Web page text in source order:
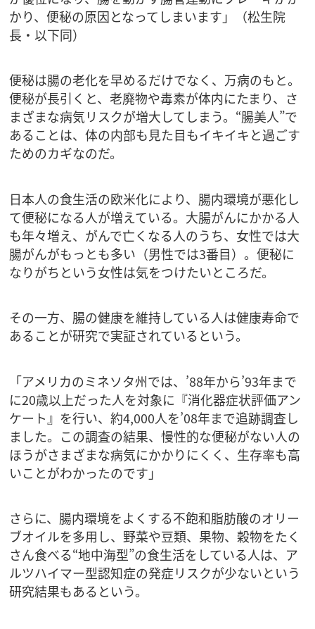
かり、便秘の原因となってしまいます」（松生院
長・以下同）
便秘は腸の老化を早めるだけでなく、万病のもと。
便秘が長引くと、老廃物や毒素が体内にたまり、さ
まざまな病気リスクが増大してしまう。“腸美人”で
あることは、体の内部も見た目もイキイキと過ごす
ためのカギなのだ。
日本人の食生活の欧米化により、腸内環境が悪化し
て便秘になる人が増えている。大腸がんにかかる人
も年々増え、がんで亡くなる人のうち、女性では大
腸がんがもっとも多い（男性では3番目）。便秘に
なりがちという女性は気をつけたいところだ。
その一方、腸の健康を維持している人は健康寿命で
あることが研究で実証されているという。
「アメリカのミネソタ州では、’88年から’93年まで
に20歳以上だった人を対象に『消化器症状評価アン
ケート』を行い、約4,000人を’08年まで追跡調査し
ました。この調査の結果、慢性的な便秘がない人の
ほうがさまざまな病気にかかりにくく、生存率も高
いことがわかったのです」
さらに、腸内環境をよくする不飽和脂肪酸のオリー
ブオイルを多用し、野菜や豆類、果物、穀物をたく
さん食べる“地中海型”の食生活をしている人は、ア
ルツハイマー型認知症の発症リスクが少ないという
研究結果もあるという。